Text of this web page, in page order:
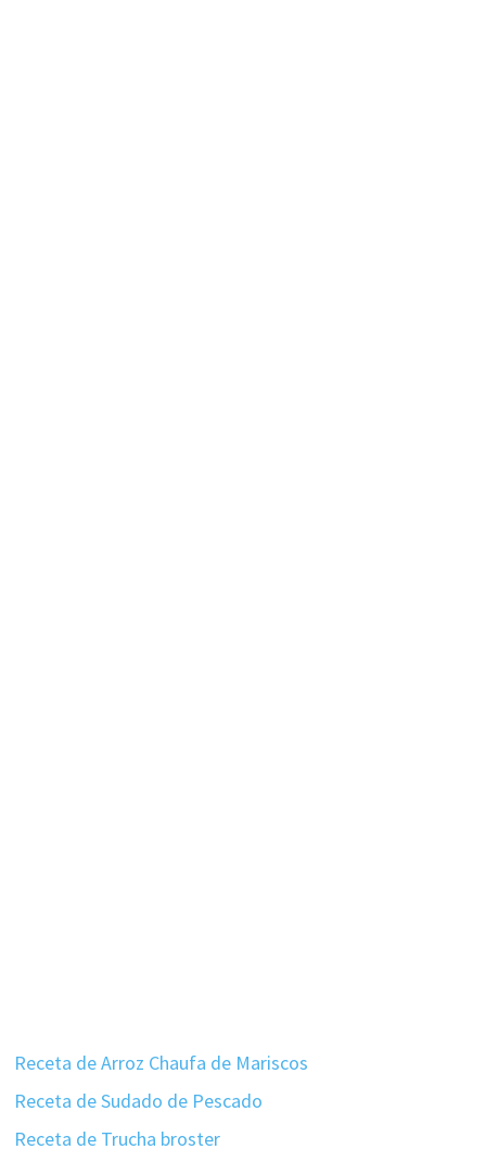
Receta de Arroz Chaufa de Mariscos
Receta de Sudado de Pescado
Receta de Trucha broster